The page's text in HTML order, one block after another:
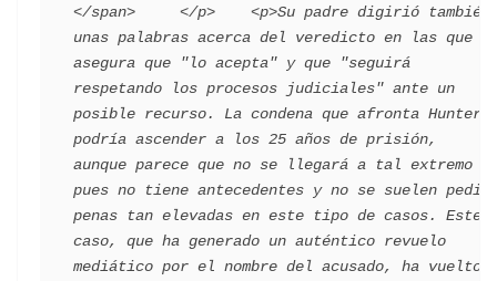
</span>     </p>    <p>Su padre digirió también
unas palabras acerca del veredicto en las que
asegura que "lo acepta" y que "seguirá
respetando los procesos judiciales" ante un
posible recurso. La condena que afronta Hunter
podría ascender a los 25 años de prisión,
aunque parece que no se llegará a tal extremo
pues no tiene antecedentes y no se suelen pedir
penas tan elevadas en este tipo de casos. Este
caso, que ha generado un auténtico revuelo
mediático por el nombre del acusado, ha vuelto